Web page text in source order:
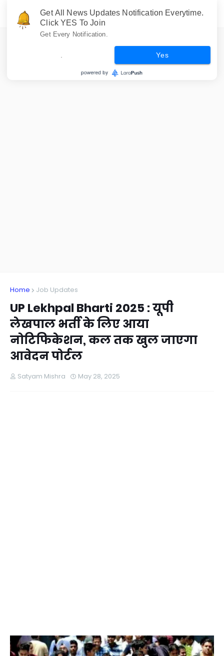
Home Job Updates
UP Lekhpal Bharti 2025 : यूपी
लेखपाल भर्ती के लिए आया
नोटिफिकेशन, कल तक खुल जाएगा
आवेदन पोर्टल
Satyam Mishra May 28, 2025
Get All News Updates Notification Everytime.
Click YES To Join
Get Every Notification.
Yes